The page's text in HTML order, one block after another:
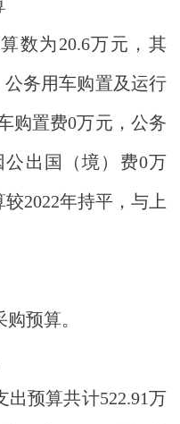
数为20.6万元，其
务用车购置及运行
购置费0万元，公务
公出国（境）费0万
2022年持平，与上
预算。
出预算共计522.91万